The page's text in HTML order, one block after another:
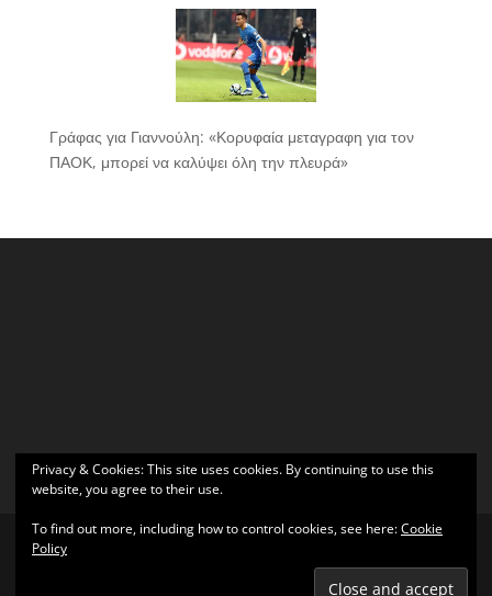
Γράφας για Γιαννούλη: «Κορυφαία μεταγραφη για τον
ΠΑΟΚ, μπορεί να καλύψει όλη την πλευρά»
| Υποστηρίζεται από
Privacy & Cookies: This site uses cookies. By continuing to use this
website, you agree to their use.
To find out more, including how to control cookies, see here:Cookie
Policy